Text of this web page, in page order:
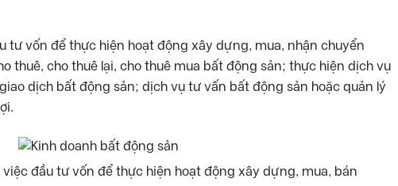
tư vốn để thực hiện hoạt động xây dựng, mua, nhận chuyển
thuê, cho thuê lại, cho thuê mua bất động sản; thực hiện dịch vụ
dịch bất động sản; dịch vụ tư vấn bất động sản hoặc quản lý
việc đầu tư vốn để thực hiện hoạt động xây dựng, mua, bán